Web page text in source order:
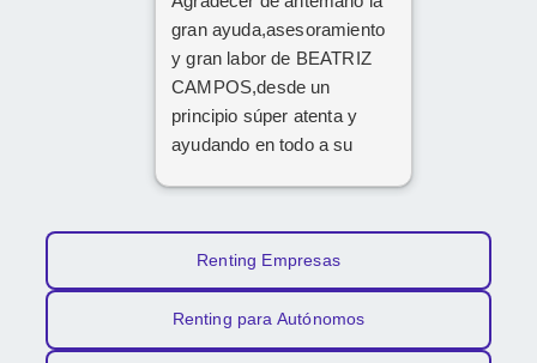
gran ayuda,asesoramiento
y gran labor de BEATRIZ
CAMPOS,desde un
principio súper atenta y
ayudando en todo a su
profesionales
Renting Empresas
Renting para Autónomos